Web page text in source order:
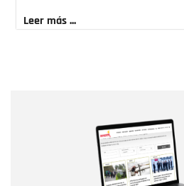
Leer más ...
Correo electrónico